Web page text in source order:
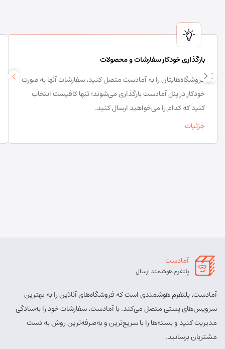
بارگذاری خودکار سفارشات و محصولات
فروشگاه‌هایتان را به آمادست متصل کنید، سفارشات آنها به صورت
خودکار در پنل آمادست بارگذاری می‌شوند؛ تنها کافیست انتخاب
کنید که کدام را می‌خواهید ارسال کنید.
جزئیات
آمادست
پلتفرم هوشمند ارسال
آمادست، پلتفرم هوشمندی است که فروشگاه‌های آنلاین را به بهترین
سرویس‌های پستی متصل می‌کند. با آمادست، سفارشات خود را به‌سادگی
مدیریت کنید و بسته‌ها را با سریع‌ترین و به‌صرفه‌ترین روش به دست
مشتریان برسانید.